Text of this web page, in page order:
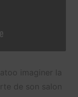
imaginer la
de son salon